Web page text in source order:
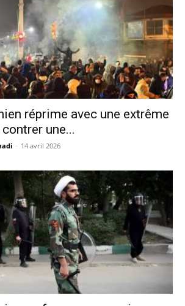
réprime avec une extrême
une...
- 14 avril 2026